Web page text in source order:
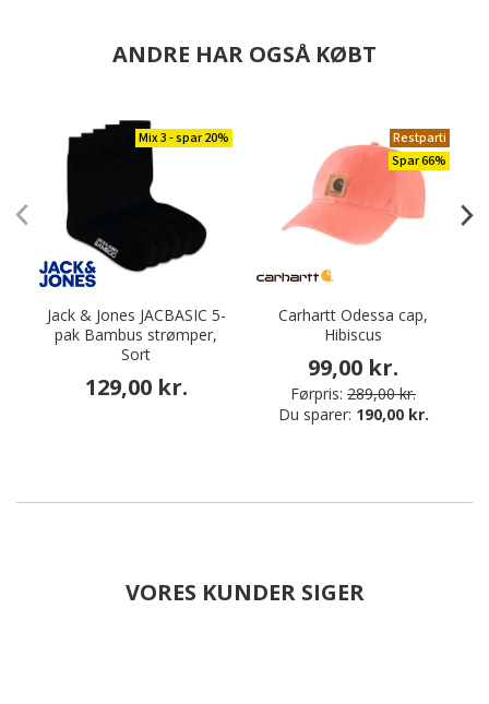
ANDRE HAR OGSÅ KØBT
Mix 3 - spar 20%
Jack & Jones JACBASIC 5-
pak Bambus strømper,
Sort
129,00 kr.
Restparti
Spar 66%
Carhartt Odessa cap,
Hibiscus
99,00 kr.
Førpris: 289,00 kr.
Du sparer: 190,00 kr.
VORES KUNDER SIGER